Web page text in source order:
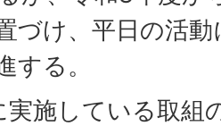
づけ、平日の活
する。
実施している取組